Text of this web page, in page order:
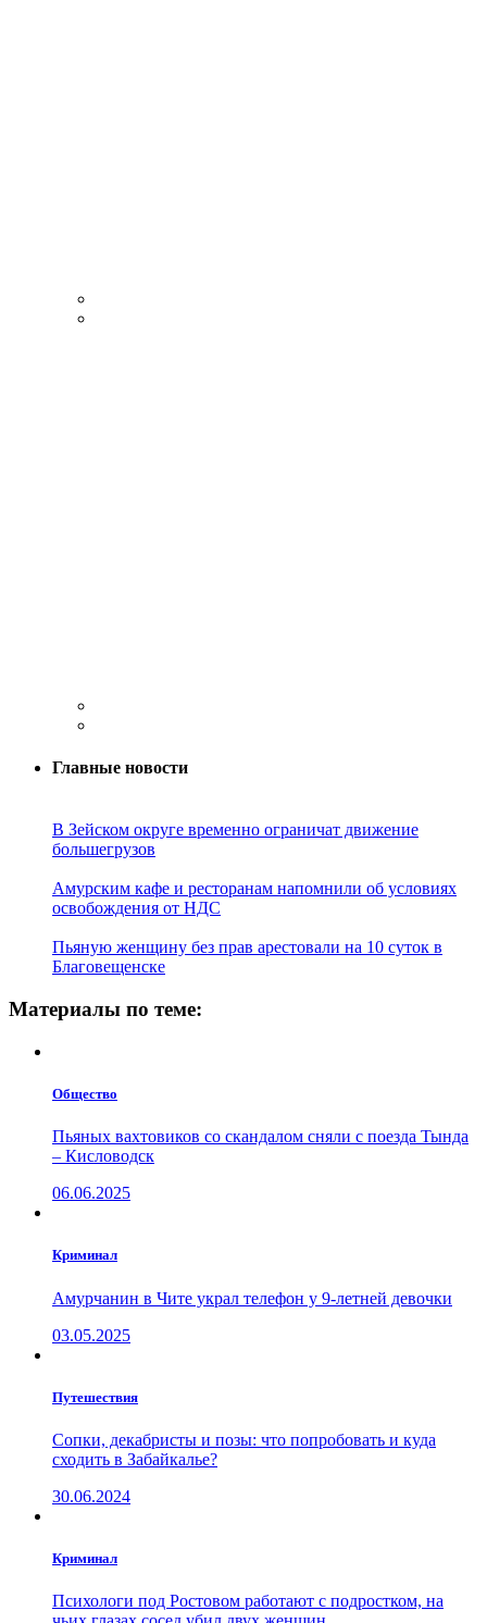
Главные новости
В Зейском округе временно ограничат движение
большегрузов
Амурским кафе и ресторанам напомнили об условиях
освобождения от НДС
Пьяную женщину без прав арестовали на 10 суток в
Благовещенске
Материалы по теме:
Общество
Пьяных вахтовиков со скандалом сняли с поезда Тында
– Кисловодск
06.06.2025
Криминал
Амурчанин в Чите украл телефон у 9-летней девочки
03.05.2025
Путешествия
Сопки, декабристы и позы: что попробовать и куда
сходить в Забайкалье?
30.06.2024
Криминал
Психологи под Ростовом работают с подростком, на